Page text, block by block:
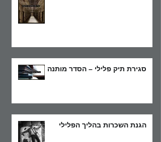
סגירת תיק פלילי – הסדר מותנה
הגנת השכרות בהליך הפלילי